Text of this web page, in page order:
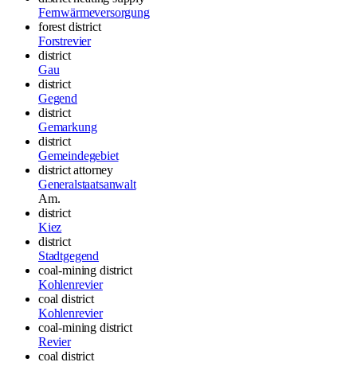
Fernwärmeversorgung
forest district
Forstrevier
district
Gau
district
Gegend
district
Gemarkung
district
Gemeindegebiet
district attorney
Generalstaatsanwalt
Am.
district
Kiez
district
Stadtgegend
coal-mining district
Kohlenrevier
coal district
Kohlenrevier
coal-mining district
Revier
coal district